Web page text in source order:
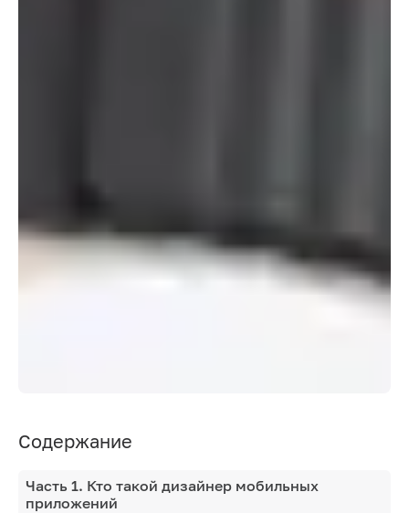
Содержание
Часть 1. Кто такой дизайнер мобильных
приложений